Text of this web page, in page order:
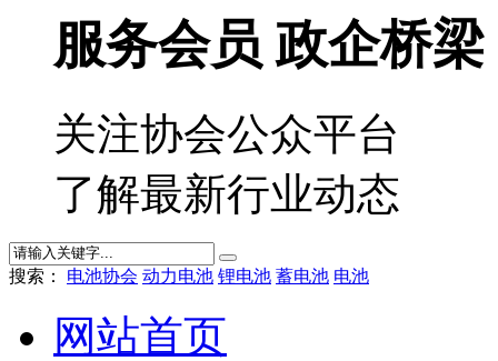
服务会员 政企桥梁
关注协会公众平台
了解最新行业动态
搜索： 电池协会 动力电池 锂电池 蓄电池 电池
网站首页